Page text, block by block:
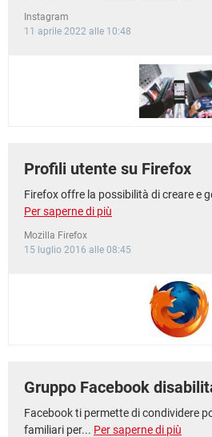
Instagram
11 aprile 2022 alle 10:48
Profili utente su Firefox
Firefox offre la possibilità di creare e
Per saperne di più
Mozilla Firefox
15 luglio 2016 alle 08:45
Gruppo Facebook
Facebook ti permette di condividere
familiari per... Per saperne di più